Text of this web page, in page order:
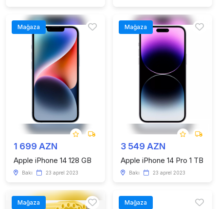
Mağaza
1 699 AZN
Apple iPhone 14 128 GB
Bakı 23 aprel 2023
Mağaza
3 549 AZN
Apple iPhone 14 Pro 1 TB
Bakı 23 aprel 2023
Mağaza Mağaza